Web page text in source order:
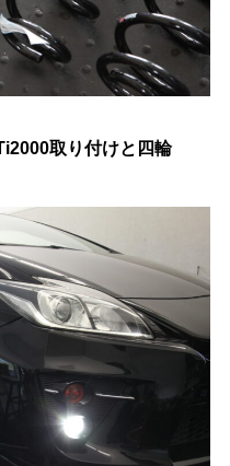
取り付けと四輪